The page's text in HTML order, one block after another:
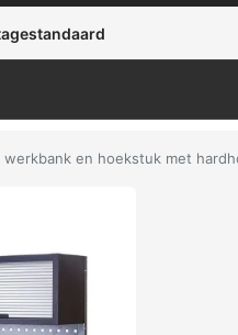
en hoekstuk met